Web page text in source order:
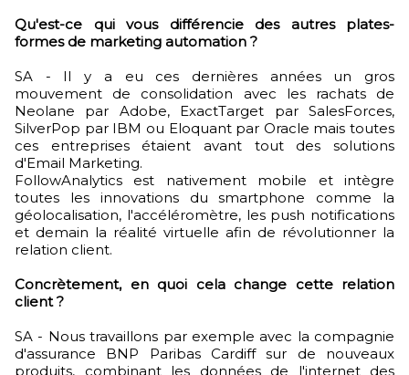
Qu'est-ce qui vous différencie des autres plates-
formes de marketing automation ?
SA - Il y a eu ces dernières années un gros
mouvement de consolidation avec les rachats de
Neolane par Adobe, ExactTarget par SalesForces,
SilverPop par IBM ou Eloquant par Oracle mais toutes
ces entreprises étaient avant tout des solutions
d'Email Marketing.
FollowAnalytics est nativement mobile et intègre
toutes les innovations du smartphone comme la
géolocalisation, l'accéléromètre, les push notifications
et demain la réalité virtuelle afin de révolutionner la
relation client.
Concrètement, en quoi cela change cette relation
client ?
SA - Nous travaillons par exemple avec la compagnie
d'assurance BNP Paribas Cardiff sur de nouveaux
produits, combinant les données de l'internet des